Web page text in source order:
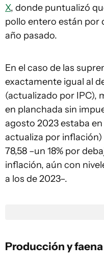
X, donde puntualizó
pollo entero están por
año pasado.
En el caso de las
exactamente igual al
(actualizado por IPC),
en planchada sin
agosto 2023 estaba en
actualiza por inflación)
78,58 –un 18% por
inflación, aún con
a los de 2023–.
Producción y